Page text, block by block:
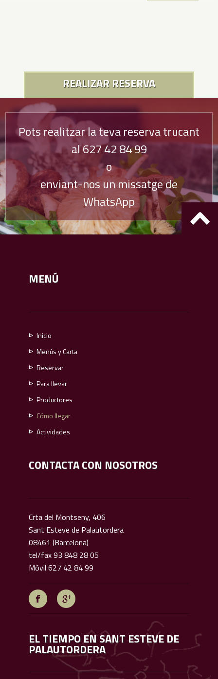
REALIZAR RESERVA
Pots realitzar la teva reserva trucant
al627 42 84 99
o
enviant-nos un missatge de
WhatsApp
MENÚ
Inicio
Menús y Carta
Menú de Navidad y San Esteban 2019
Reservar
Para llevar
Productores
Cómo llegar
Actividades
CONTACTA CON NOSOTROS
Crta del Montseny, 406
Sant Esteve de Palautordera
08461 (Barcelona)
tel/fax 93 848 28 05
Móvil 627 42 84 99
EL TIEMPO EN SANT ESTEVE DE
PALAUTORDERA